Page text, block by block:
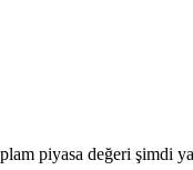
piyasa değeri şimdi